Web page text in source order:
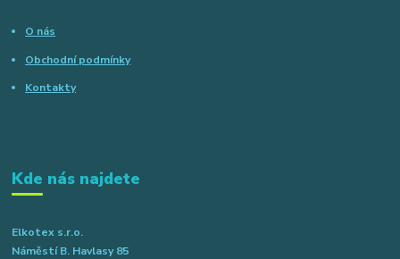
O nás
Obchodní podmínky
Kontakty
Kde nás najdete
Elkotex s.r.o.
Náměstí B. Havlasy 85